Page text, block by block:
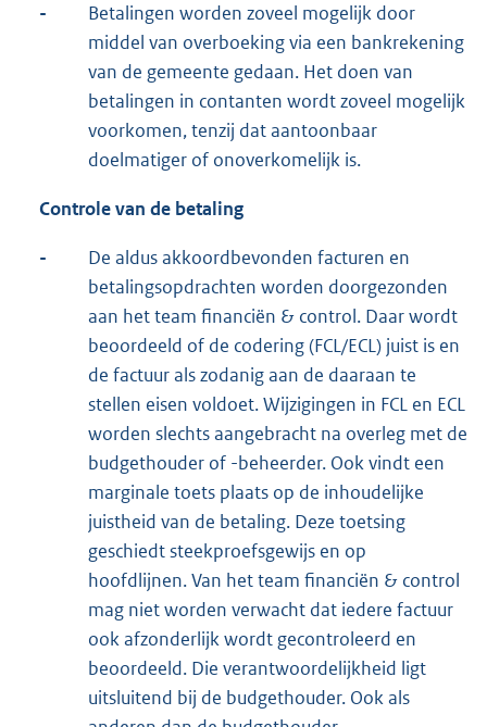
-
Betalingen worden zoveel mogelijk door
middel van overboeking via een bankrekening
van de gemeente gedaan. Het doen van
betalingen in contanten wordt zoveel mogelijk
voorkomen, tenzij dat aantoonbaar
doelmatiger of onoverkomelijk is.
Controle van de betaling
-
De aldus akkoordbevonden facturen en
betalingsopdrachten worden doorgezonden
aan het team financiën & control. Daar wordt
beoordeeld of de codering (FCL/ECL) juist is en
de factuur als zodanig aan de daaraan te
stellen eisen voldoet. Wijzigingen in FCL en ECL
worden slechts aangebracht na overleg met de
budgethouder of -beheerder. Ook vindt een
marginale toets plaats op de inhoudelijke
juistheid van de betaling. Deze toetsing
geschiedt steekproefsgewijs en op
hoofdlijnen. Van het team financiën & control
mag niet worden verwacht dat iedere factuur
ook afzonderlijk wordt gecontroleerd en
beoordeeld. Die verantwoordelijkheid ligt
uitsluitend bij de budgethouder. Ook als